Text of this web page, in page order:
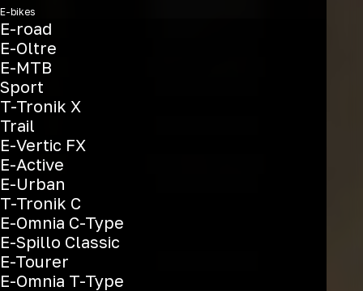
E-bikes
E-road
E-Oltre
E-MTB
Sport
T-Tronik X
Trail
E-Vertic FX
E-Active
E-Urban
T-Tronik C
E-Omnia C-Type
E-Spillo Classic
E-Tourer
E-Omnia T-Type